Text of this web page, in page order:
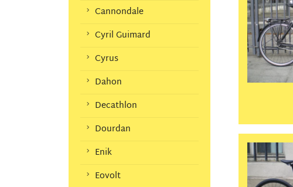
Cannondale
Cyril Guimard
Cyrus
Dahon
Decathlon
Dourdan
Enik
Eovolt